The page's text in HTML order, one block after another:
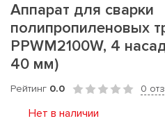
Аппарат для сварки
полипропиленовых
PPWM2100W, 4
40 мм)
Рейтинг 0.0 0
Нет в наличии